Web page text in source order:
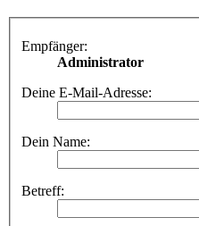
Empfänger:
Administrator
Deine E-Mail-Adresse:
Dein Name:
Betreff: